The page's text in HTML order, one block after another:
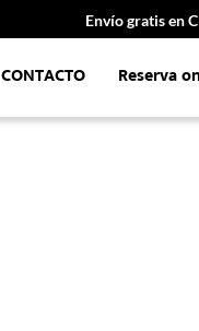
Envío gratis en
CONTACTO Reserva